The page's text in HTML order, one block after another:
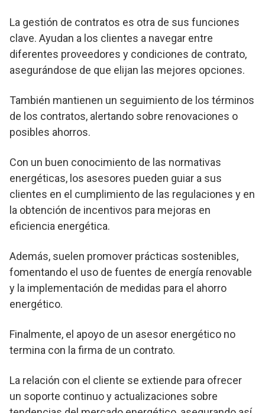
La gestión de contratos es otra de sus funciones
clave. Ayudan a los clientes a navegar entre
diferentes proveedores y condiciones de contrato,
asegurándose de que elijan las mejores opciones.
También mantienen un seguimiento de los términos
de los contratos, alertando sobre renovaciones o
posibles ahorros.
Con un buen conocimiento de las normativas
energéticas, los asesores pueden guiar a sus
clientes en el cumplimiento de las regulaciones y en
la obtención de incentivos para mejoras en
eficiencia energética.
Además, suelen promover prácticas sostenibles,
fomentando el uso de fuentes de energía renovable
y la implementación de medidas para el ahorro
energético.
Finalmente, el apoyo de un asesor energético no
termina con la firma de un contrato.
La relación con el cliente se extiende para ofrecer
un soporte continuo y actualizaciones sobre